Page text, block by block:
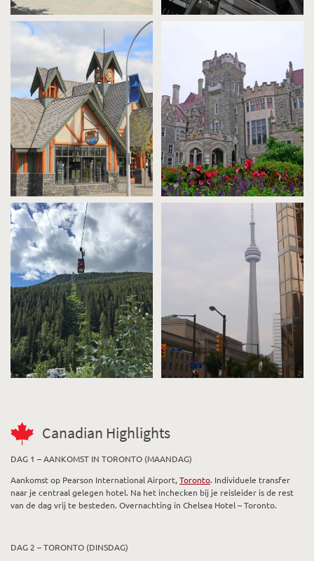
Canadian Highlights
DAG 1 – AANKOMST IN TORONTO (MAANDAG)
Aankomst op Pearson International Airport, Toronto. Individuele transfer
naar je centraal gelegen hotel. Na het inchecken bij je reisleider is de rest
van de dag vrij te besteden. Overnachting in Chelsea Hotel – Toronto.
DAG 2 – TORONTO (DINSDAG)